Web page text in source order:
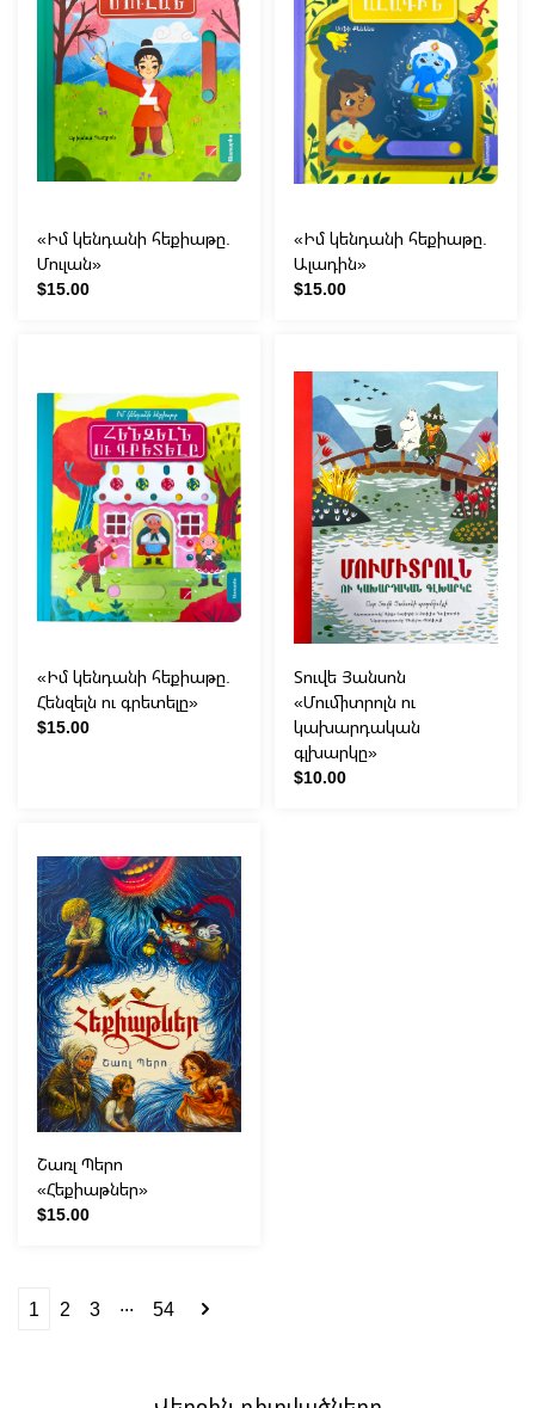
«Իմ կենդանի հեքիաթը.
Մուլան»
$15.00
«Իմ կենդանի հեքիաթը.
Ալադին»
$15.00
«Իմ կենդանի հեքիաթը.
Հենզելն ու գրետելը»
$15.00
Տուվե Յանսոն
«Մումիտրոլն ու
կախարդական
գլխարկը»
$10.00
Շառլ Պերո
«Հեքիաթներ»
$15.00
1 2 3 ... 54